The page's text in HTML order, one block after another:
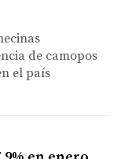
de camopos
el país